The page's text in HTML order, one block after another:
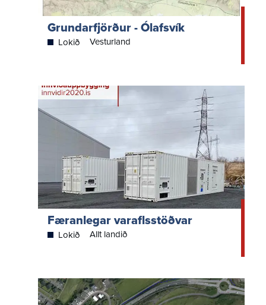
Grundarfjörður - Ólafsvík
Lokið Vesturland
Færanlegar varaflsstöðvar
Lokið Allt landið